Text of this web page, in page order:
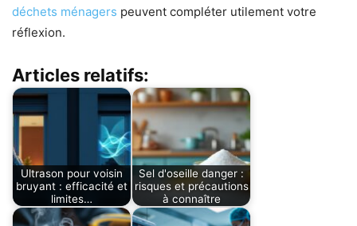
déchets ménagers peuvent compléter utilement votre
réflexion.
Articles relatifs:
Ultrason pour voisin
bruyant : efficacité et
limites…
Sel d'oseille danger :
risques et précautions
à connaître